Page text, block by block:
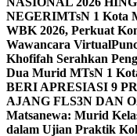
NEGERIMTsN 1 Kota
WBK 2026, Perkuat
Wawancara Virtual
Khofifah Serahkan
Dua Murid MTsN 1
BERI APRESIASI 9
AJANG FLS3N DAN
Matsanewa: Murid
dalam Ujian Praktik